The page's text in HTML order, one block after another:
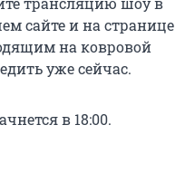
сайте и на странице
на ковровой
уже сейчас.
в 18:00.